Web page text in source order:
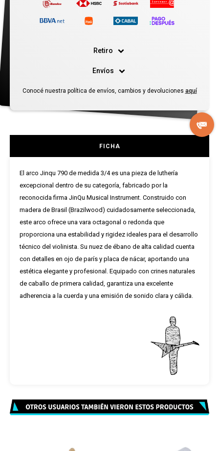
Retiro
Envíos
Conocé nuestra política de envíos, cambios y devoluciones aquí
FICHA
El arco Jinqu 790 de medida 3/4 es una pieza de luthería
excepcional dentro de su categoría, fabricado por la
reconocida firma JinQu Musical Instrument. Construido con
madera de Brasil (Brazilwood) cuidadosamente seleccionada,
este arco ofrece una vara octagonal o redonda que
proporciona una estabilidad y rigidez ideales para el desarrollo
técnico del violinista. Su nuez de ébano de alta calidad cuenta
con detalles en ojo de parís y placa de nácar, aportando una
estética elegante y profesional. Equipado con crines naturales
de caballo de primera calidad, garantiza una excelente
adherencia a la cuerda y una emisión de sonido clara y cálida.